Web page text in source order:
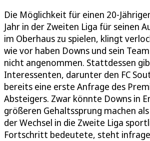
Die Möglichkeit für einen 20-
Jahr in der Zweiten Liga für seinen
im Oberhaus zu spielen, klingt
wie vor haben Downs und sein
nicht angenommen. Stattdessen
Interessenten, darunter den FC
bereits eine erste Anfrage des
Absteigers. Zwar könnte Downs in
größeren Gehaltssprung machen
der Wechsel in die Zweite Liga
Fortschritt bedeutete, steht